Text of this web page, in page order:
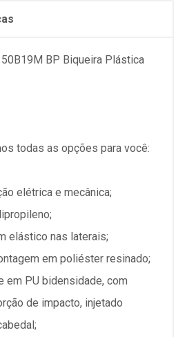
BP Biqueira Plástica
todas as opções para você:
elétrica e mecânica;
elástico nas laterais;
em poliéster resinado;
em PU bidensidade, com
de impacto, injetado